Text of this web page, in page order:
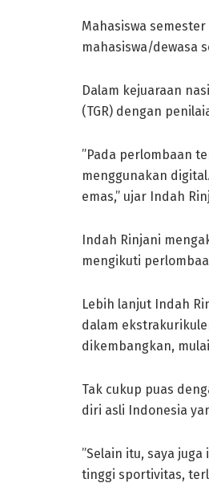
Mahasiswa
mahasiswa/dewasa
Dalam kejuaraan
(TGR) dengan
”Pada perlombaan
menggunakan
emas,” ujar Indah
Indah Rinjani
mengikuti
Lebih lanjut Indah
dalam
dikembangkan,
Tak cukup puas
diri asli Indonesia
”Selain itu, saya
tinggi sportivitas,